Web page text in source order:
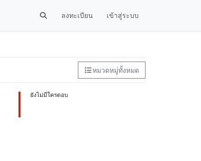
ลงทะเบียน เข้าสู่ระบบ
หมวดหมู่ทั้งหมด
ยังไม่มีใครตอบ